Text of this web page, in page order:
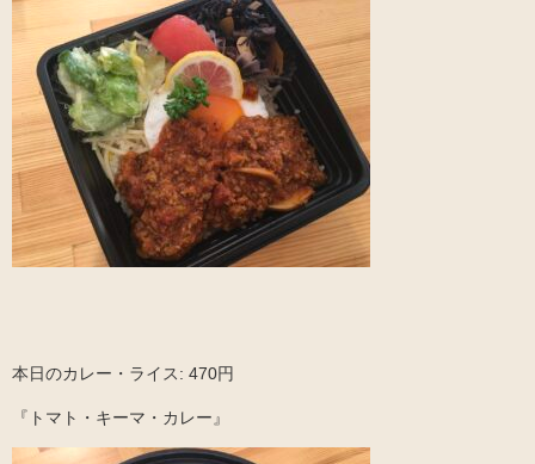
本日のカレー・ライス: 470円
『トマト・キーマ・カレー』